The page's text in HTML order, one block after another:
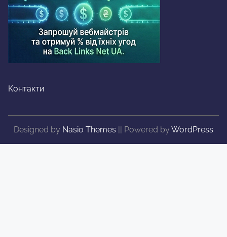
Контакти
Designed by Nasio Themes || Powered by WordPress